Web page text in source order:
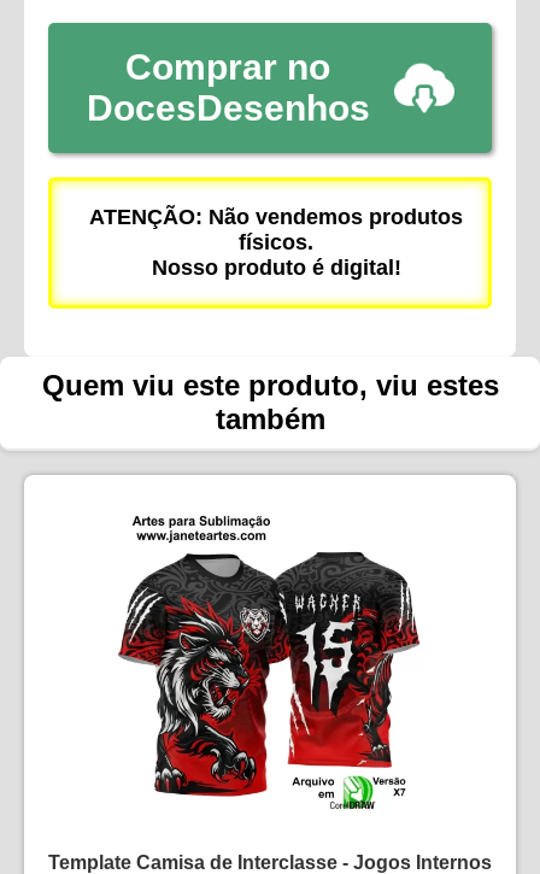
Comprar no
DocesDesenhos
ATENÇÃO: Não vendemos produtos
físicos.
Nosso produto é digital!
Quem viu este produto, viu estes
também
Template Camisa de Interclasse - Jogos Internos